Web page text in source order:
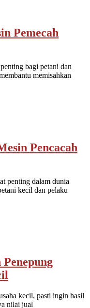
Pemecah
bagi petani dan
memisahkan
Pencacah
penting dalam dunia
kecil dan pelaku
kecil, pasti ingin hasil
nilai jual